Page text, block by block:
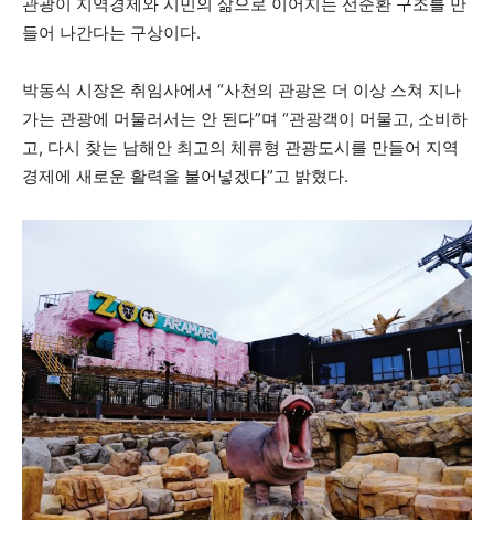
들어 나간다는 구상이다.
박동식 시장은 취임사에서 “사천의 관광은 더 이상 스쳐 지나
가는 관광에 머물러서는 안 된다”며 “관광객이 머물고, 소비하
고, 다시 찾는 남해안 최고의 체류형 관광도시를 만들어 지역
경제에 새로운 활력을 불어넣겠다”고 밝혔다.